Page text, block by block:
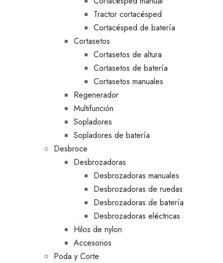
Tractor cortacésped
Cortacésped de batería
Cortasetos
Cortasetos de altura
Cortasetos de batería
Cortasetos manuales
Regenerador
Multifunción
Sopladores
Sopladores de batería
Desbroce
Desbrozadoras
Desbrozadoras manuales
Desbrozadoras de ruedas
Desbrozadoras de batería
Desbrozadoras eléctricas
Hilos de nylon
Accesorios
Poda y Corte